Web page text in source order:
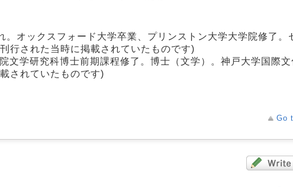
オックスフォード大学卒業、プリンストン大学大学院修了。
行された当時に掲載されていたものです)
文学研究科博士前期課程修了。博士（文学）。神戸大学国際
されていたものです)
Go